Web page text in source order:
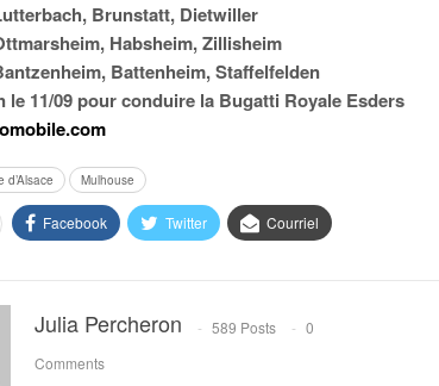
Brunstatt, Dietwiller
Habsheim, Zillisheim
Battenheim, Staffelfelden
le 11/09 pour conduire la Bugatti Royale Esders
d’Alsace Mulhouse
Facebook Twitter Courriel
Julia Percheron 589 Posts
0
Comments